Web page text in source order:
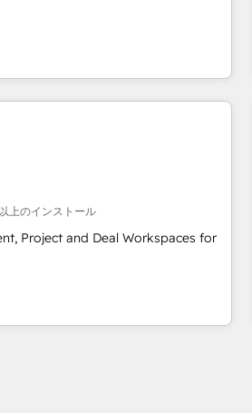
上のインストール
Project and Deal Workspaces for